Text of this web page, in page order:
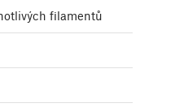
filamentů